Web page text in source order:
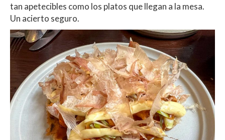
tan apetecibles como los platos que llegan a la mesa.
Un acierto seguro.